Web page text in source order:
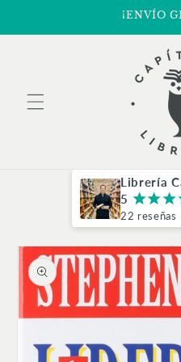
al contenido
¡ENVÍO
Librería
5 ¡¡¡
22 reseñas
directamente
a la
información
del producto